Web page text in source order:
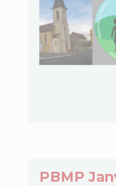
PBMP